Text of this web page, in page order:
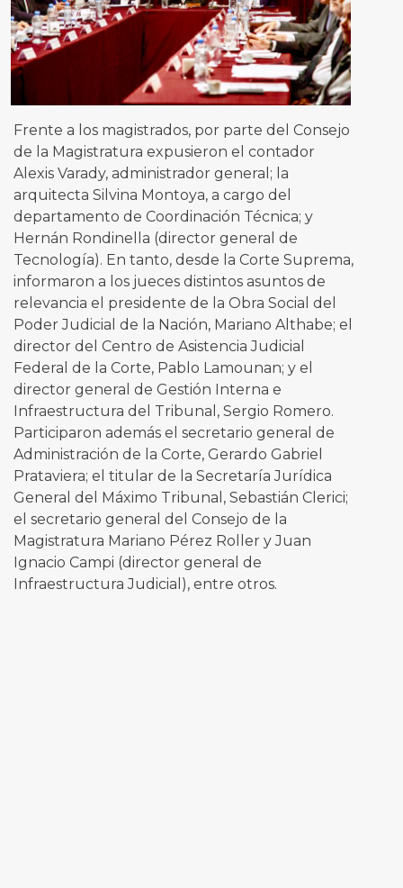
Frente a los magistrados, por parte del Consejo
de la Magistratura expusieron el contador
Alexis Varady, administrador general; la
arquitecta Silvina Montoya, a cargo del
departamento de Coordinación Técnica; y
Hernán Rondinella (director general de
Tecnología). En tanto, desde la Corte Suprema,
informaron a los jueces distintos asuntos de
relevancia el presidente de la Obra Social del
Poder Judicial de la Nación, Mariano Althabe; el
director del Centro de Asistencia Judicial
Federal de la Corte, Pablo Lamounan; y el
director general de Gestión Interna e
Infraestructura del Tribunal, Sergio Romero.
Participaron además el secretario general de
Administración de la Corte, Gerardo Gabriel
Prataviera; el titular de la Secretaría Jurídica
General del Máximo Tribunal, Sebastián Clerici;
el secretario general del Consejo de la
Magistratura Mariano Pérez Roller y Juan
Ignacio Campi (director general de
Infraestructura Judicial), entre otros.